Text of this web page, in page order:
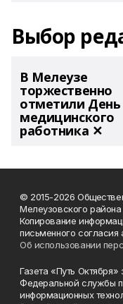
Выбор
В Мелеузе
торжественно
отметили День
медицинского
работника ✕
© 2015-2026
Мелеузовского района
Копирование
письменного согласия
Об использовании
Газета «Путь
Федеральной службы
информационных